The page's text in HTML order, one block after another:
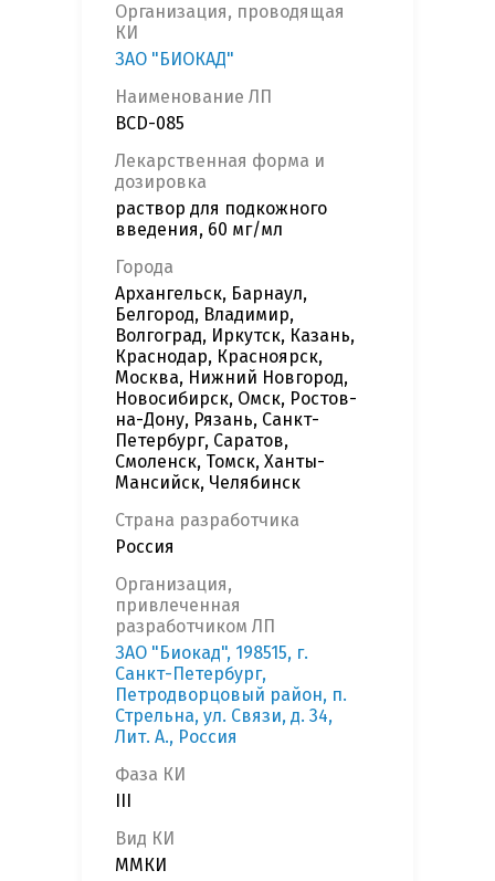
Организация, проводящая
КИ
ЗАО "БИОКАД"
Наименование ЛП
BCD-085
Лекарственная форма и
дозировка
раствор для подкожного
введения, 60 мг/мл
Города
Архангельск, Барнаул,
Белгород, Владимир,
Волгоград, Иркутск, Казань,
Краснодар, Красноярск,
Москва, Нижний Новгород,
Новосибирск, Омск, Ростов-
на-Дону, Рязань, Санкт-
Петербург, Саратов,
Смоленск, Томск, Ханты-
Мансийск, Челябинск
Страна разработчика
Россия
Организация,
привлеченная
разработчиком ЛП
ЗАО "Биокад", 198515, г.
Санкт-Петербург,
Петродворцовый район, п.
Стрельна, ул. Связи, д. 34,
Лит. А., Россия
Фаза КИ
Вид КИ
ММКИ